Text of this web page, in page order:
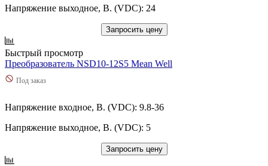
Напряжение выходное, В. (VDC): 24
Запросить цену
Быстрый просмотр
Преобразователь NSD10-12S5 Mean Well
Под заказ
Напряжение входное, В. (VDC): 9.8-36
Напряжение выходное, В. (VDC): 5
Запросить цену